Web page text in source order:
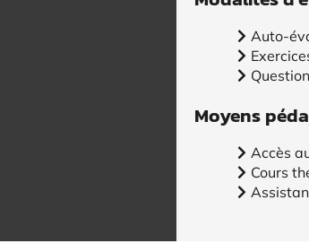
Auto-
Moyens
Accès
Cours